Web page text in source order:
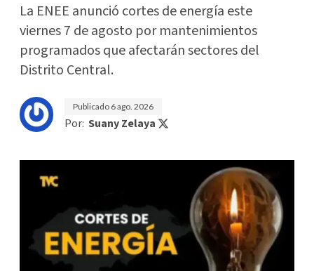
La ENEE anunció cortes de energía este
viernes 7 de agosto por mantenimientos
programados que afectarán sectores del
Distrito Central.
Publicado 6 ago. 2026
Por: Suany Zelaya